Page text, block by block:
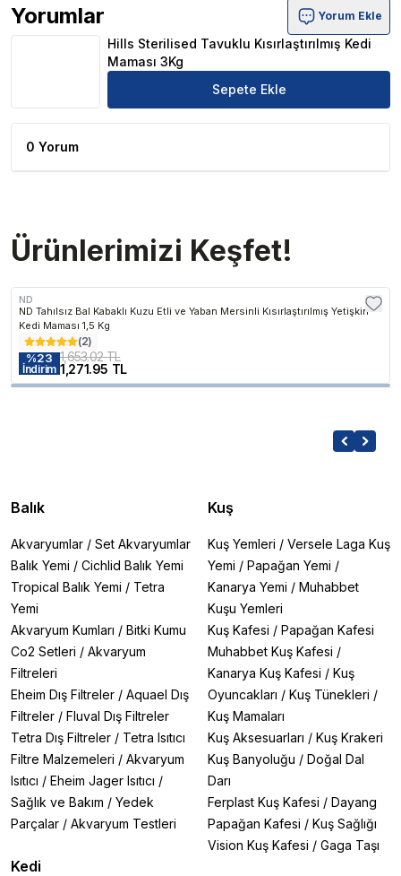
Yorumlar
Hills Sterilised Tavuklu Kısırlaştırılmış Kedi Maması 3Kg
Yorum Ekle
Hills Sterilised Tavuklu Kısırlaştırılmış Kedi
Maması 3Kg
Sepete Ekle
0 Yorum
Ürünlerimizi Keşfet!
ND
ND Tahılsız Bal Kabaklı Kuzu Etli ve Yaban Mersinli Kısırlaştırılmış Yetişkin
Kedi Maması 1,5 Kg
(2)
%23
İndirim
1,653.02 TL
1,271.95 TL
Balık
Akvaryumlar / Set Akvaryumlar
Balık Yemi / Cichlid Balık Yemi
Tropical Balık Yemi / Tetra
Yemi
Akvaryum Kumları / Bitki Kumu
Co2 Setleri / Akvaryum
Filtreleri
Eheim Dış Filtreler / Aquael Dış
Filtreler / Fluval Dış Filtreler
Tetra Dış Filtreler / Tetra Isıtıcı
Filtre Malzemeleri / Akvaryum
Isıtıcı / Eheim Jager Isıtıcı /
Sağlık ve Bakım / Yedek
Parçalar / Akvaryum Testleri
Kedi
Kuş
Kuş Yemleri / Versele Laga Kuş
Yemi / Papağan Yemi /
Kanarya Yemi / Muhabbet
Kuşu Yemleri
Kuş Kafesi / Papağan Kafesi
Muhabbet Kuş Kafesi /
Kanarya Kuş Kafesi / Kuş
Oyuncakları / Kuş Tünekleri /
Kuş Mamaları
Kuş Aksesuarları / Kuş Krakeri
Kuş Banyoluğu / Doğal Dal
Darı
Ferplast Kuş Kafesi / Dayang
Papağan Kafesi / Kuş Sağlığı
Vision Kuş Kafesi / Gaga Taşı